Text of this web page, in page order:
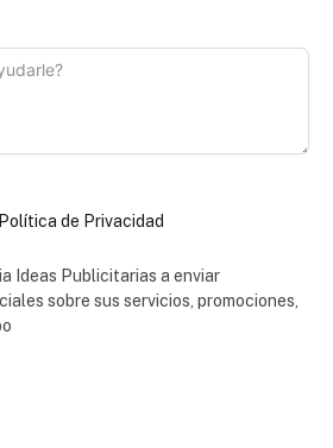
Política de Privacidad
Ideas Publicitarias a enviar
sobre sus servicios, promociones,